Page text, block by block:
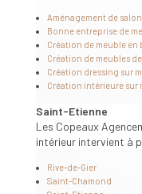
Aménagement de
Bonne entreprise de
Création de meuble en
Création de meubles
Création dressing sur
Création intérieure sur
Saint-Etienne
Les Copeaux
intérieur intervient à
Rive-de-Gier
Saint-Chamond